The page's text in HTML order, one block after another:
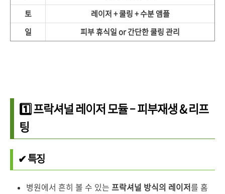
토
레이저 + 쿨링 + 수분 앰플
일
피부 휴식일 or 간단한 쿨링 관리
1️⃣ 프락셔널 레이저 모듈 – 피부재생 & 리프
팅
✔ 특징
병원에서 흔히 볼 수 있는 프락셔널 방식의 레이저를 홈